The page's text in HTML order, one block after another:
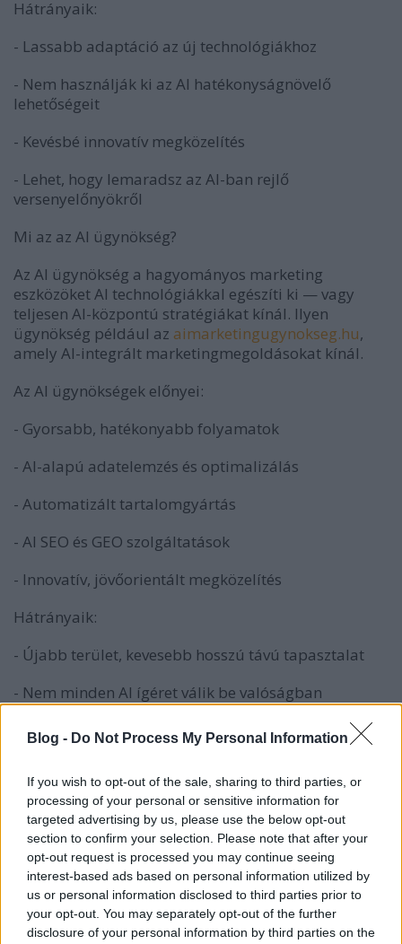
Blog - Do Not Process My Personal Information
If you wish to opt-out of the sale, sharing to third parties, or
processing of your personal or sensitive information for
targeted advertising by us, please use the below opt-out
section to confirm your selection. Please note that after your
opt-out request is processed you may continue seeing
interest-based ads based on personal information utilized by
us or personal information disclosed to third parties prior to
your opt-out. You may separately opt-out of the further
disclosure of your personal information by third parties on the
Hátrányaik:
- Lassabb adaptáció az új technológiákhoz
- Nem használják ki az AI hatékonyságnövelő
lehetőségeit
- Kevésbé innovatív megközelítés
- Lehet, hogy lemaradsz az AI-ban rejlő
versenyelőnyökről
Mi az az AI ügynökség?
Az AI ügynökség a hagyományos marketing
eszközöket AI technológiákkal egészíti ki — vagy
teljesen AI-központú stratégiákat kínál. Ilyen
ügynökség például az aimarketingugynokseg.hu,
amely AI-integrált marketingmegoldásokat kínál.
Az AI ügynökségek előnyei:
- Gyorsabb, hatékonyabb folyamatok
- AI-alapú adatelemzés és optimalizálás
- Automatizált tartalomgyártás
- AI SEO és GEO szolgáltatások
- Innovatív, jövőorientált megközelítés
Hátrányaik:
- Újabb terület, kevesebb hosszú távú tapasztalat
- Nem minden AI ígéret válik be valóságban
- Magasabb tanulási görbe az ügyfél oldalon is
A hibrid megközelítés — a legjobb mindkét világból
A legtöbb vállalkozás számára a legjobb megoldás
nem a választás, hanem azötvözés. Egy olyan
ügynökség, amely ismeri a hagyományos
marketinget, de integrálja az AI-t — ez a jövő.